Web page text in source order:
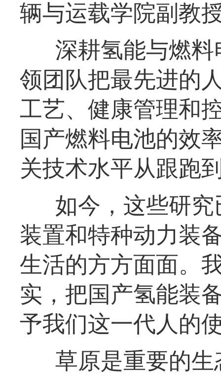
辆与运载学院副教
深耕氢能与燃
领团队把最先进的
工艺、健康管理和
国产燃料电池的效
关技术水平从跟跑
如今，这些研
装置和特种动力装
生活的方方面面。
实，把国产氢能装
予我们这一代人的
草原是重要的